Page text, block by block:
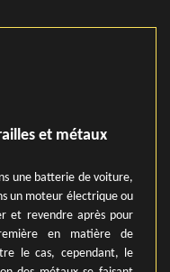
et métaux
une batterie de voiture,
un moteur électrique ou
et revendre après pour
en matière de
le cas, cependant, le